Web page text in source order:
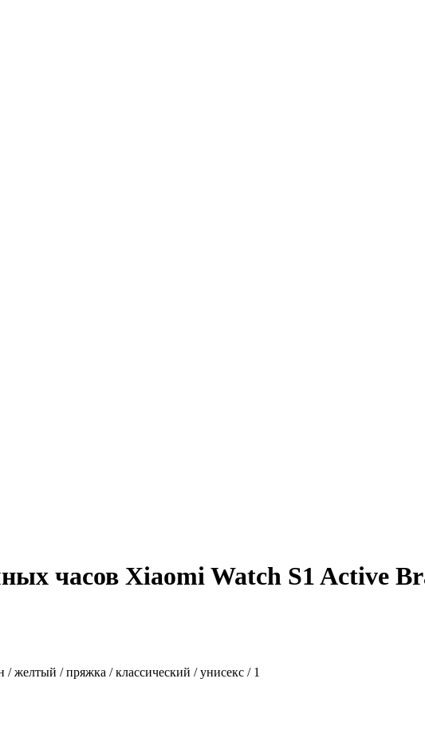
часов Xiaomi Watch S1 Active
/ желтый / пряжка / классический / унисекс / 1